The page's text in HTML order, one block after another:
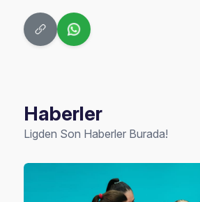
Haberler
Ligden Son Haberler Burada!